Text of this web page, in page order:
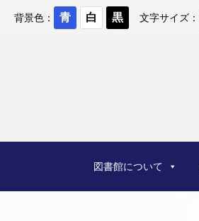
図書館について
背景色： 文字サイズ：